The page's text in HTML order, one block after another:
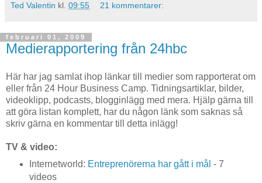
Ted Valentin kl. 09:55 21 kommentarer:
februari 01, 2009
Medierapportering från 24hbc
Här har jag samlat ihop länkar till medier som rapporterat om
eller från 24 Hour Business Camp. Tidningsartiklar, bilder,
videoklipp, podcasts, blogginlägg med mera. Hjälp gärna till
att göra listan komplett, har du någon länk som saknas så
skriv gärna en kommentar till detta inlägg!
TV & video:
Internetworld: Entreprenörerna har gått i mål - 7
videos